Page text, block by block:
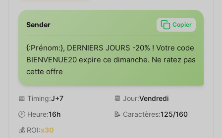
Sender Copier
{:Prénom:}, DERNIERS JOURS -20% ! Votre code
BIENVENUE20 expire ce dimanche. Ne ratez pas
cette offre
📅 Timing:J+7 📆 Jour:Vendredi
🕐 Heure:16h 📝 Caractères:125/160
💰 ROI:x30